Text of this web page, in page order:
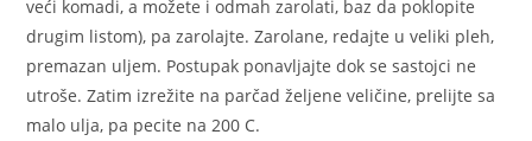
veći komadi, a možete i odmah zarolati, baz da poklopite
drugim listom), pa zarolajte. Zarolane, redajte u veliki pleh,
premazan uljem. Postupak ponavljajte dok se sastojci ne
utroše. Zatim izrežite na parčad željene veličine, prelijte sa
malo ulja, pa pecite na 200 C.